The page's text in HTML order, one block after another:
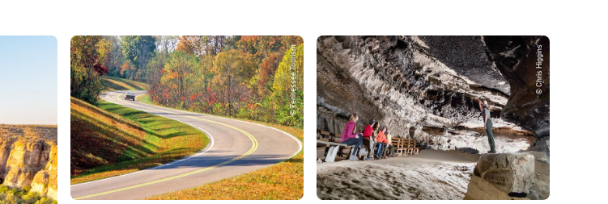
© Tennessee Tourism © Chris Higgins